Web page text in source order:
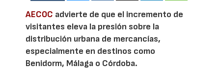
AECOC advierte de que el incremento de
visitantes eleva la presión sobre la
distribución urbana de mercancías,
especialmente en destinos como
Benidorm, Málaga o Córdoba.